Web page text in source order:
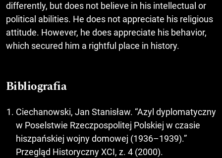
differently, but does not believe in his intellectual or
political abilities. He does not appreciate his religious
attitude. However, he does appreciate his behavior,
which secured him a rightful place in history.
Bibliografia
Ciechanowski, Jan Stanisław. “Azyl dyplomatyczny
w Poselstwie Rzeczpospolitej Polskiej w czasie
hiszpańskiej wojny domowej (1936–1939).”
Przegląd Historyczny XCI, z. 4 (2000).